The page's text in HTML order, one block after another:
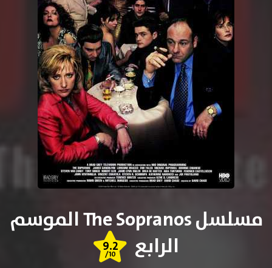
مسلسل The Sopranos الموسم
الرابع
9.2
/10